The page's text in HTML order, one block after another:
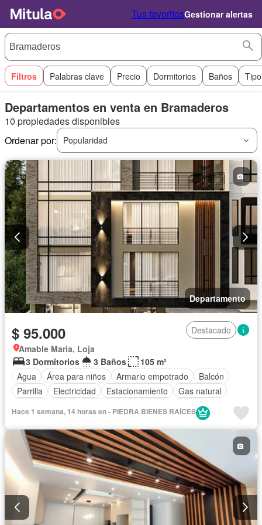
Tus favoritosGestionar alertas
Filtros Palabras clave Precio Dormitorios Baños
Departamentos en venta en Bramaderos
10 propiedades disponibles
Ordenar por:
Popularidad
Departamento
$ 95.000
Destacado
Amable Maria, Loja
3 Dormitorios
3 Baños
105 m²
Agua
Área para niños Armario empotrado
Balcón
Parrilla
Electricidad Estacionamiento
Gas natural
Terraza
Parcialmente amoblado
Hace 1 semana, 14 horas en - PIEDRA BIENES RAÍCES